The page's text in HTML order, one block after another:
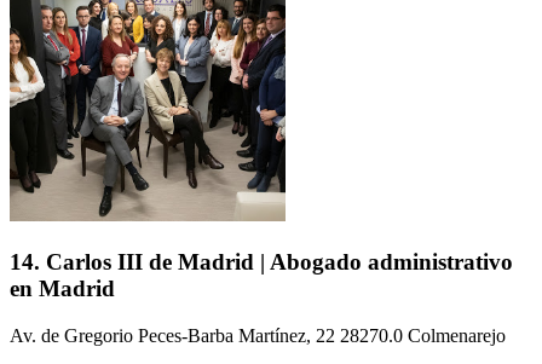
14. Carlos III de Madrid | Abogado administrativo
en Madrid
Av. de Gregorio Peces-Barba Martínez, 22 28270.0 Colmenarejo